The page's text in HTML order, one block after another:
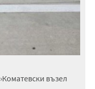
›Коматевски възел